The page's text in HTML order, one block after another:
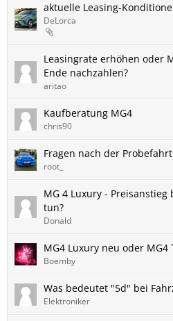
aktuelle Leasing-
DeLorca
Leasingrate erhöhen oder
Ende nachzahlen?
aritao
Kaufberatung MG4
chris90
Fragen nach der Probefahrt
root_
MG 4 Luxury - Preisanstieg
tun?
Donald
MG4 Luxury neu oder MG4
Boemby
Was bedeutet "5d" bei
Elektroniker